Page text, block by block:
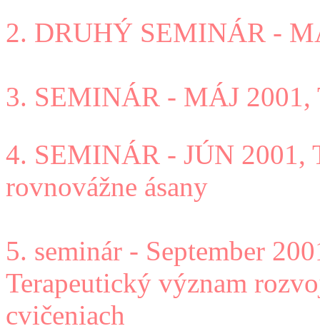
2. DRUHÝ SEMINÁR -
3. SEMINÁR - MÁJ 2001,
4. SEMINÁR - JÚN 2001,
rovnovážne ásany
5. seminár - September
Terapeutický význam
cvičeniach